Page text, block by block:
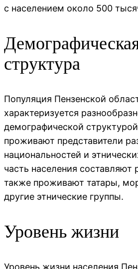
с населением около 500
структура
Популяция Пензенской
характеризуется
демографической
проживают представители
национальностей и
часть населения составляют
также проживают татары,
другие этнические группы.
Уровень жизни
Уровень жизни населения